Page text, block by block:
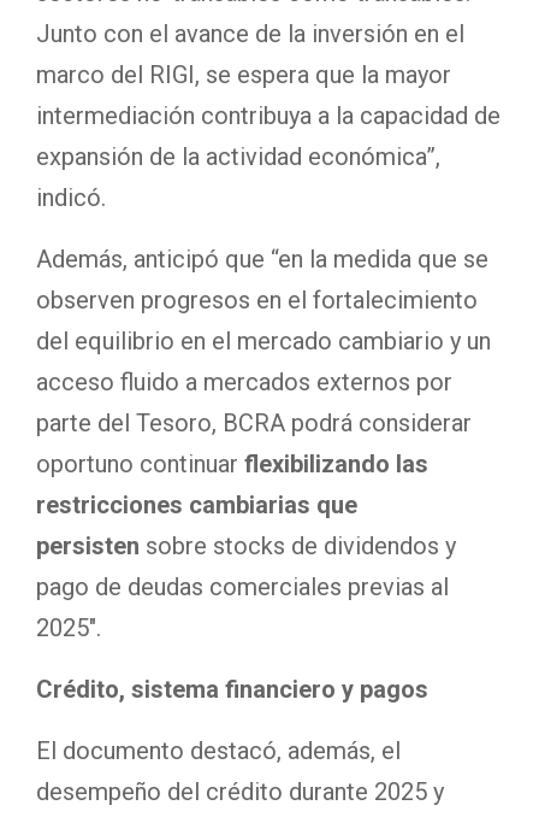
Junto con el avance de la inversión en el
marco del RIGI, se espera que la mayor
intermediación contribuya a la capacidad de
expansión de la actividad económica”,
indicó.
Además, anticipó que “en la medida que se
observen progresos en el fortalecimiento
del equilibrio en el mercado cambiario y un
acceso fluido a mercados externos por
parte del Tesoro, BCRA podrá considerar
oportuno continuar flexibilizando las
restricciones cambiarias que
persisten sobre stocks de dividendos y
pago de deudas comerciales previas al
2025″.
Crédito, sistema financiero y pagos
El documento destacó, además, el
desempeño del crédito durante 2025 y